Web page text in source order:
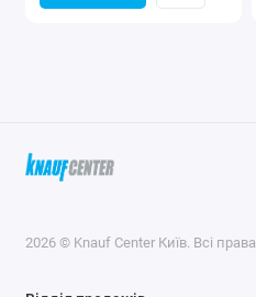
2026 © Knauf Center Київ. Всі